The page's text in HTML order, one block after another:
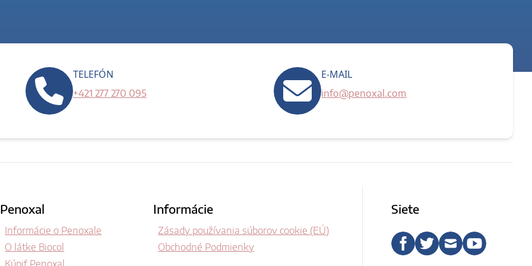
TELEFÓN
+421 277 270 095
E-MAIL
info@penoxal.com
Penoxal
Informácie o Penoxale
O látke Biocol
Kúpiť Penoxal
Informácie
Zásady používania súborov cookie (EÚ)
Obchodné Podmienky
Siete